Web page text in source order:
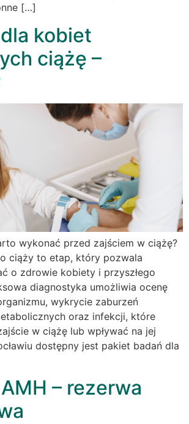
[…]
kobiet
ciążę –
wykonać przed zajściem w ciążę?
ciąży to etap, który pozwala
o zdrowie kobiety i przyszłego
diagnostyka umożliwia ocenę
wykrycie zaburzeń
oraz infekcji, które
w ciążę lub wpływać na jej
dostępny jest pakiet badań dla
– rezerwa